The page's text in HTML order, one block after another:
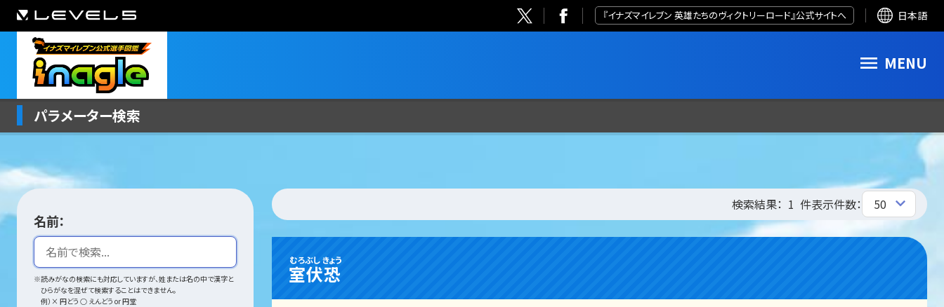
『イナズマイレブン 英雄たちのヴィクトリーロード』公式サイトへ 日本語
MENU
パラメーター検索
名前：
※読みがなの検索にも対応していますが、姓または名の中で漢字と
ひらがなを混ぜて検索することはできません。
例）× 円どう ○ えんどう or 円堂
検索結果： 1 件表示件数：
室伏
むろぶし
恐
きょう